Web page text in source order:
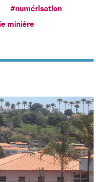
#numérisation
minière